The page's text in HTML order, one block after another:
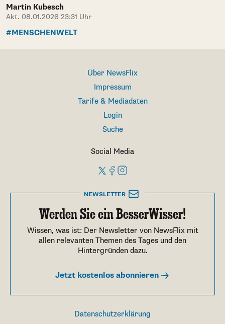
Martin Kubesch
Akt. 08.01.2026 23:31 Uhr
#MENSCHENWELT
Über NewsFlix
Impressum
Tarife & Mediadaten
Login
Suche
Social Media
NEWSLETTER
Werden Sie ein BesserWisser!
Wissen, was ist: Der Newsletter von NewsFlix mit
allen relevanten Themen des Tages und den
Hintergründen dazu.
Jetzt kostenlos abonnieren
Datenschutzerklärung